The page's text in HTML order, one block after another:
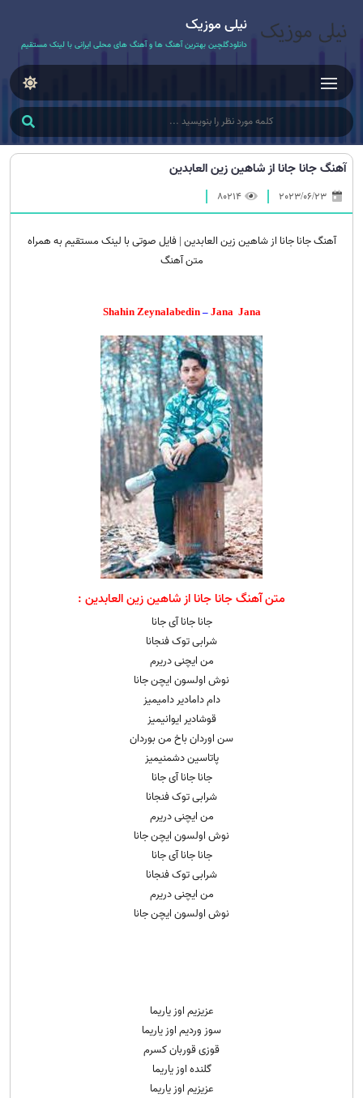
نیلی موزیک
دانلودگلچین بهترین آهنگ ها و آهنگ های محلی ایرانی با لینک مستقیم
آهنگ جانا جانا از شاهین زین العابدین
80214
آهنگ جانا جانا از شاهین زین العابدین | فایل صوتی با لینک مستقیم به همراه
متن آهنگ
Shahin Zeynalabedin–Jana Jana
متن آهنگ جانا جانا از شاهین زین العابدین :
جانا جانا آی جانا
شرابی توک فنجانا
من ایچنی دریرم
نوش اولسون ایچن جانا
دام دامادیر دامیمیز
قوشادیر ایوانیمیز
سن اوردان باخ من بوردان
پاتاسین دشمنیمیز
جانا جانا آی جانا
شرابی توک فنجانا
من ایچنی دریرم
نوش اولسون ایچن جانا
جانا جانا آی جانا
شرابی توک فنجانا
من ایچنی دریرم
نوش اولسون ایچن جانا
عزیزیم اوز یاریما
سوز وردیم اوز یاریما
قوزی قوربان کسرم
گلنده اوز یاریما
عزیزیم اوز یاریما